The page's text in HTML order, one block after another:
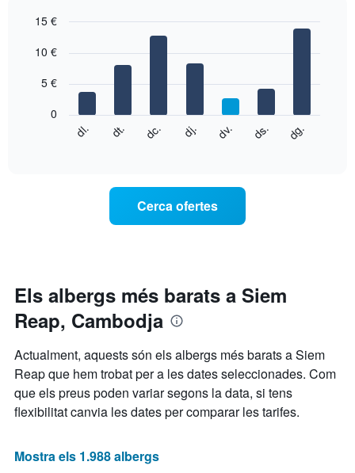
El
té
eix
el
preu
mitjà
habitació
chart
bars.
de
la
setmana
El
té
1
eix
X
que
els
graphic.
dl. dt. dc. dj. dv. ds. dg.
0
5 €
10 €
15 €
Cerca ofertes
Els albergs més barats a Siem
Reap, Cambodja
Actualment, aquests són els albergs més barats a Siem
Reap que hem trobat per a les dates seleccionades. Com
que els preus poden variar segons la data, si tens
flexibilitat canvia les dates per comparar les tarifes.
Mostra els 1.988 albergs